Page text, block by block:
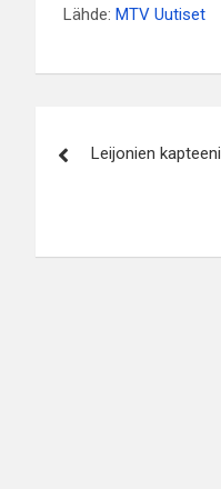
Lähde: MTV Uutiset
selaus
Leijonien